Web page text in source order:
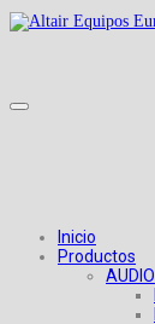
Inicio
Productos
AUDIO